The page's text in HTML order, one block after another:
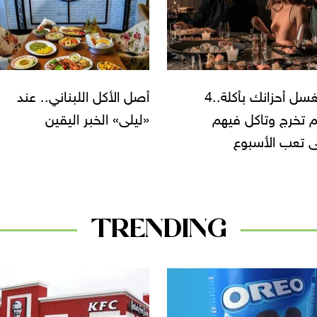
اللبناني.. عند
الخبر اليقين
مطاعم تحتفل فيها بتناول
TRENDING